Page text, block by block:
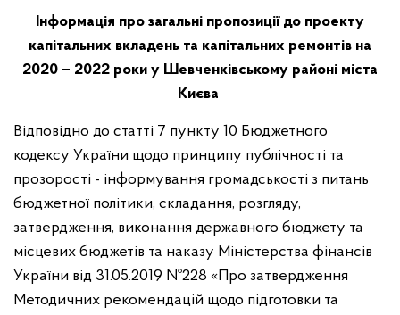
Інформація про загальні пропозиції до проекту
капітальних вкладень та капітальних ремонтів на
2020 – 2022 роки у Шевченківському районі міста
Києва
Відповідно до статті 7 пункту 10 Бюджетного
кодексу України щодо принципу публічності та
прозорості - інформування громадськості з питань
бюджетної політики, складання, розгляду,
затвердження, виконання державного бюджету та
місцевих бюджетів та наказу Міністерства фінансів
України від 31.05.2019 №228 «Про затвердження
Методичних рекомендацій щодо підготовки та